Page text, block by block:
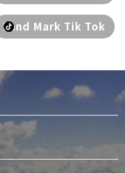
Land Mark Tik Tok